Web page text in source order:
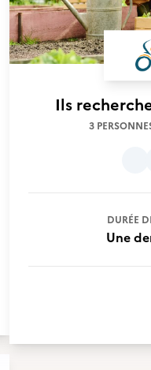
Ils
3
DURÉE
Une